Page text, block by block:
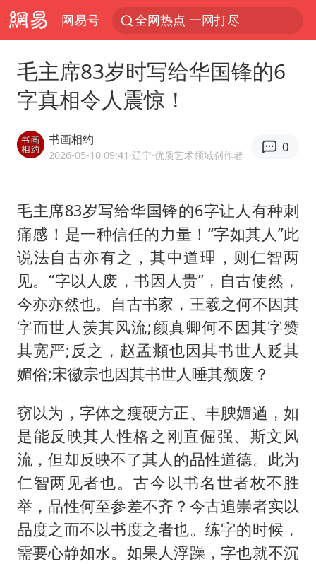
网易号 全网热点 一网打尽
毛主席83岁时写给华国锋的6
字真相令人震惊！
书画相约
2026-05-10 09:41 ·辽宁·优质艺术领域创作者
0
毛主席83岁写给华国锋的6字让人有种刺
痛感！是一种信任的力量！“字如其人”此
说法自古亦有之，其中道理，则仁智两
见。“字以人废，书因人贵”，自古使然，
今亦亦然也。自古书家， 王羲之何不因其
字而世人羡其风流;颜真卿何不因其字赞
其宽严;反之，赵孟頫也因其书世人贬其
媚俗;宋徽宗也因其书世人唾其颓废？
窃以为，字体之瘦硬方正、丰腴媚遒，如
是能反映其人性格之刚直倔强、斯文风
流，但却反映不了其人的品性道德。此为
仁智两见者也。古今以书名世者枚不胜
举，品性何至参差不齐？今古追崇者实以
品度之而不以书度之者也。练字的时候，
需要心静如水。如果人浮躁，字也就不沉